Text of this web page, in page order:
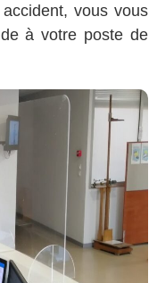
vous vous
à votre poste de